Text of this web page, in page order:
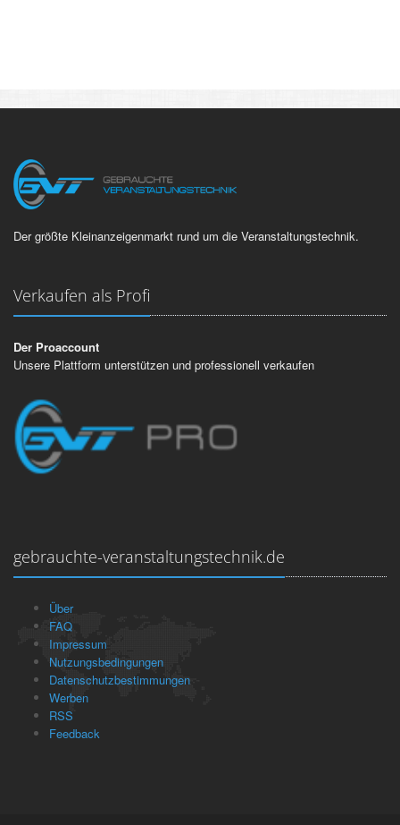
Der größte Kleinanzeigenmarkt rund um die Veranstaltungstechnik.
Verkaufen als Profi
Der Proaccount
Unsere Plattform unterstützen und professionell verkaufen
gebrauchte-veranstaltungstechnik.de
Über
FAQ
Impressum
Nutzungsbedingungen
Datenschutzbestimmungen
Werben
RSS
Feedback